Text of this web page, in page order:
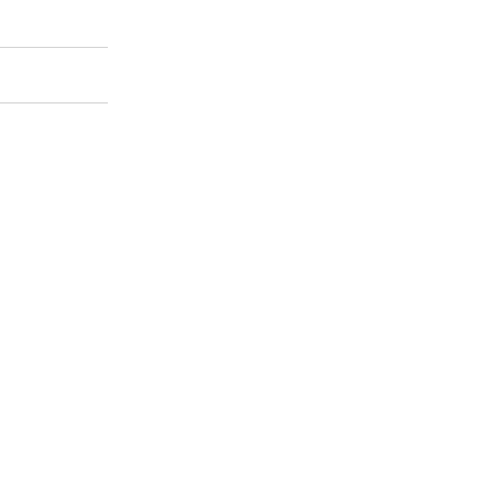
LA SALUD MENTAL EN LAS ESCUELAS
GENERANDO ESPACIOS DE ESCUCHA Y